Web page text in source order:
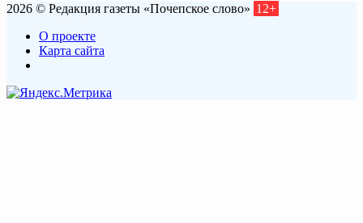
2026 © Редакция газеты «Почепское слово» 12+
О проекте
Карта сайта